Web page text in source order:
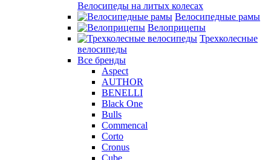
Велосипеды на литых колесах
Велосипедные рамы
Велоприцепы
Трехколесные
велосипеды
Все бренды
Aspect
AUTHOR
BENELLI
Black One
Bulls
Commencal
Corto
Cronus
Cube